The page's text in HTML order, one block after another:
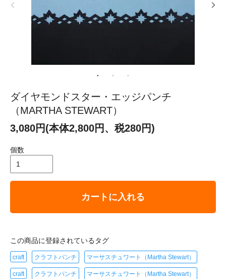
ダイヤモンドスター・エッジパンチ
（MARTHA STEWART）
3,080円(本体2,800円、税280円)
個数
カートに入れる
この商品に登録されているタグ
craft クラフトパンチ マーサスチュワート（Martha Stewart）
craft クラフトパンチ マーサスチュワート（Martha Stewart）